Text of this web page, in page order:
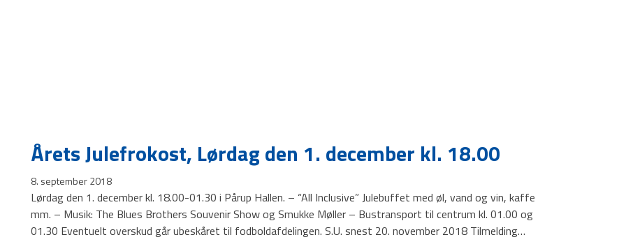
Årets Julefrokost, Lørdag den 1. december kl. 18.00
8. september 2018
Lørdag den 1. december kl. 18.00-01.30 i Pårup Hallen. – “All Inclusive” Julebuffet med øl, vand og vin, kaffe
mm. – Musik: The Blues Brothers Souvenir Show og Smukke Møller – Bustransport til centrum kl. 01.00 og
01.30 Eventuelt overskud går ubeskåret til fodboldafdelingen. S.U. snest 20. november 2018 Tilmelding…